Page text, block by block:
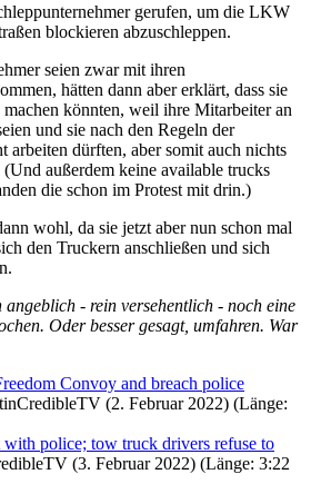
gerufen, um die LKW
blockieren abzuschleppen.
seien zwar mit ihren
hätten dann aber erklärt, dass sie
könnten, weil ihre Mitarbeiter an
und sie nach den Regeln der
arbeiten dürften, aber somit auch nichts
außerdem keine available trucks
die schon im Protest mit drin.)
wohl, da sie jetzt aber nun schon mal
den Truckern anschließen und sich
angeblich - rein versehentlich - noch eine
Oder besser gesagt, umfahren. War
Convoy and breach police
(2. Februar 2022) (Länge:
with police; tow truck drivers refuse to
(3. Februar 2022) (Länge: 3:22